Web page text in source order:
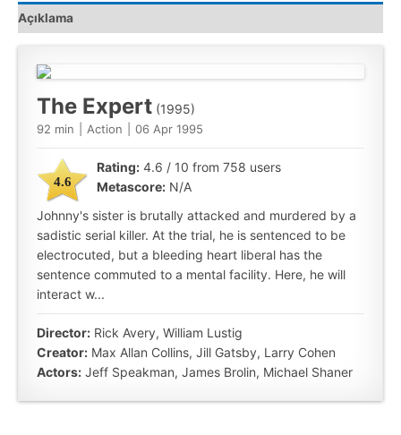
Açıklama
The Expert (1995)
92 min Action 06 Apr 1995
4.6
Rating: 4.6 / 10 from 758 users
Metascore: N/A
Johnny's sister is brutally attacked and murdered by a
sadistic serial killer. At the trial, he is sentenced to be
electrocuted, but a bleeding heart liberal has the
sentence commuted to a mental facility. Here, he will
interact w...
Director: Rick Avery, William Lustig
Creator: Max Allan Collins, Jill Gatsby, Larry Cohen
Actors: Jeff Speakman, James Brolin, Michael Shaner